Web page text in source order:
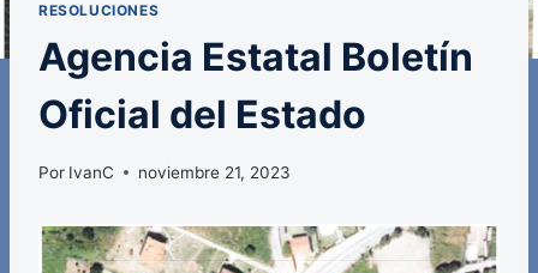
RESOLUCIONES
Agencia Estatal Boletín
Oficial del Estado
Por IvanC noviembre 21, 2023